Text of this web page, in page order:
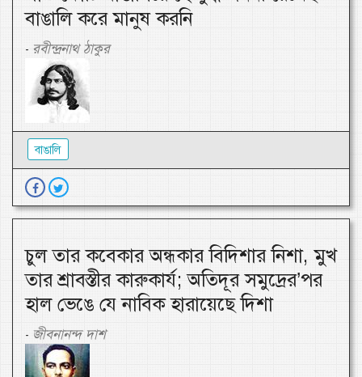
বাঙালি করে মানুষ করনি
- রবীন্দ্রনাথ ঠাকুর
বাঙালি
চুল তার কবেকার অন্ধকার বিদিশার নিশা, মুখ
তার শ্রাবস্তীর কারুকার্য; অতিদূর সমুদ্রের’পর
হাল ভেঙে যে নাবিক হারায়েছে দিশা
- জীবনানন্দ দাশ